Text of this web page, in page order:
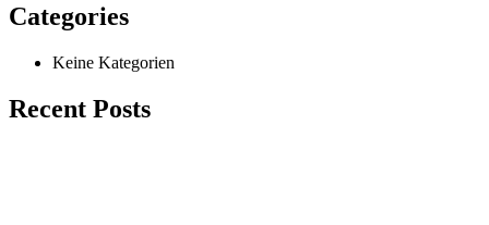
Categories
Keine Kategorien
Recent Posts